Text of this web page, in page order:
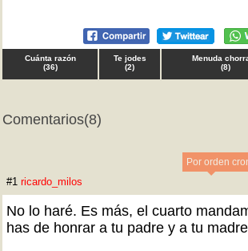
Cuánta razón
(36)
Te jodes
(2)
Menuda
(8)
Comentarios(8)
Por orden
#1 ricardo_milos
No lo haré. Es más, el cuarto
has de honrar a tu padre y a tu